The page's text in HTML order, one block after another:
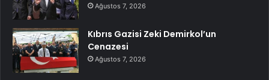
Ağustos 7, 2026
Kıbrıs Gazisi Zeki Demirkol’un
Cenazesi
Ağustos 7, 2026